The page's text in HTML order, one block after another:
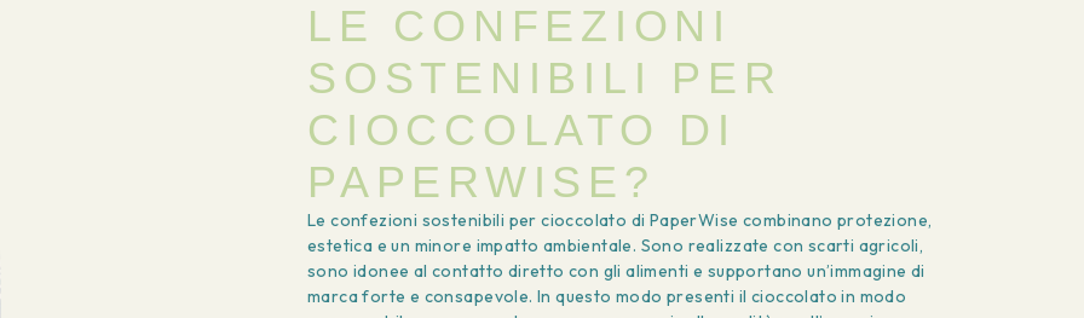
LE CONFEZIONI
SOSTENIBILI PER
CIOCCOLATO DI
PAPERWISE?
Le confezioni sostenibili per cioccolato di PaperWise combinano protezione,
estetica e un minore impatto ambientale. Sono realizzate con scarti agricoli,
sono idonee al contatto diretto con gli alimenti e supportano un’immagine di
marca forte e consapevole. In questo modo presenti il cioccolato in modo